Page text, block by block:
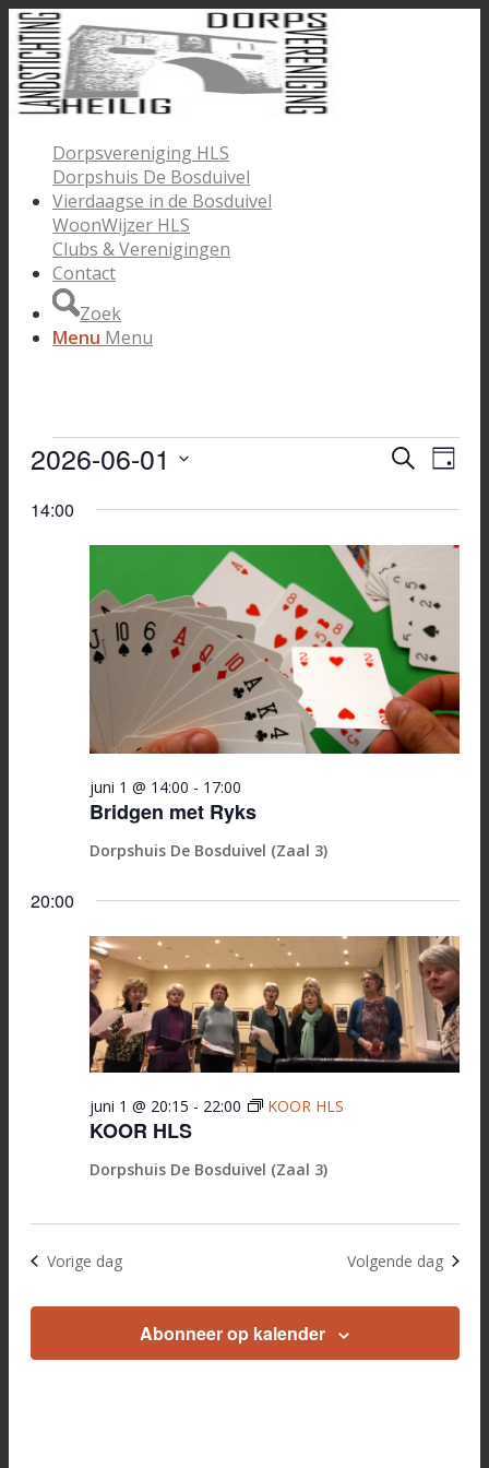
Dorpsvereniging HLS
Dorpshuis De Bosduivel
Vierdaagse in de Bosduivel
WoonWijzer HLS
Clubs & Verenigingen
Contact
Zoek
Menu Menu
Evenementen
1
2026
Zoeken
Dag
2026-06-01
een
14:00
Bridgen met Ryks
juni 1 @ 14:00 - 17:00
Dorpshuis De Bosduivel (Zaal 3)
20:00
KOOR HLS
juni 1 @ 20:15 - 22:00 KOOR HLS
Dorpshuis De Bosduivel (Zaal 3)
Vorige dag Volgende dag
Abonneer op kalender